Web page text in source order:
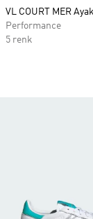
VL COURT MER
Performance
5 renk